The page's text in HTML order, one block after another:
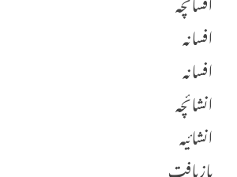
افسانہ
افسانہ
انشائچہ
انشائیہ
بازیافت